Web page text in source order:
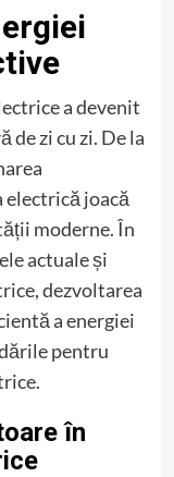
a devenit
zi cu zi. De la
joacă
moderne. În
actuale și
dezvoltarea
a energiei
pentru
în